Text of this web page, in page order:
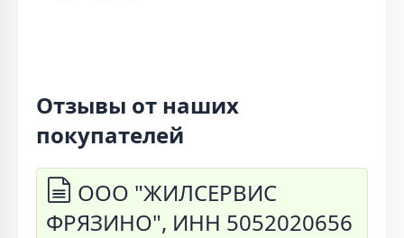
Отзывы от наших
покупателей
ООО "ЖИЛСЕРВИС
ФРЯЗИНО", ИНН 5052020656